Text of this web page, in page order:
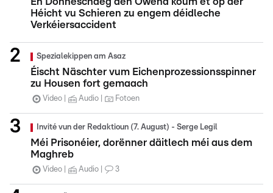
Héicht vu Schieren zu engem déidleche
Verkéiersaccident
Spezialekippen am Asaz
Éischt Näschter vum Eichenprozessionsspinner
zu Housen fort gemaach
Video Audio Fotoen
Invité vun der Redaktioun (7. August) - Serge Legil
Méi Prisonéier, dorënner däitlech méi aus dem
Maghreb
Video Audio 3